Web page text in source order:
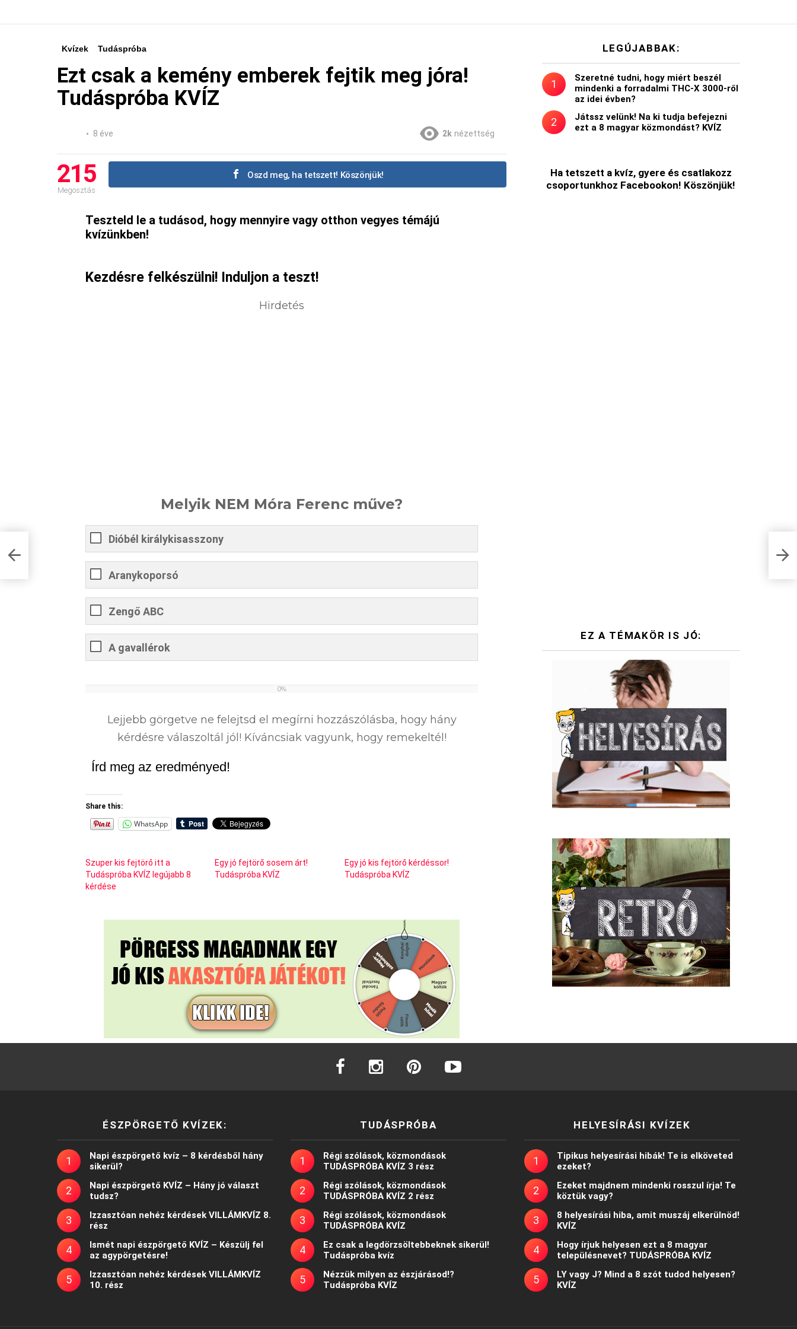
Kvízek Tudáspróba
Ezt csak a kemény emberek fejtik meg jóra!
Tudáspróba KVÍZ
8 éve 2k nézettség
215
Megosztás
Oszd meg, ha tetszett! Köszönjük!
Teszteld le a tudásod, hogy mennyire vagy otthon vegyes témájú
kvízünkben!
Kezdésre felkészülni! Induljon a teszt!
Hirdetés
Melyik NEM Móra Ferenc műve?
Dióbél királykisasszony
Aranykoporsó
Zengő ABC
A gavallérok
0%
Lejjebb görgetve ne felejtsd el megírni hozzászólásba, hogy hány
kérdésre válaszoltál jól! Kíváncsiak vagyunk, hogy remekeltél!
Írd meg az eredményed!
Share this:
WhatsApp
Szuper kis fejtörő itt a
Tudáspróba KVÍZ legújabb 8
kérdése
Egy jó fejtörő sosem árt!
Tudáspróba KVÍZ
Egy jó kis fejtörő kérdéssor!
Tudáspróba KVÍZ
LEGÚJABBAK:
Szeretné tudni, hogy miért beszél
mindenki a forradalmi THC-X 3000-ről
az idei évben?
Játssz velünk! Na ki tudja befejezni
ezt a 8 magyar közmondást? KVÍZ
Ha tetszett a kvíz, gyere és csatlakozz
csoportunkhoz Facebookon! Köszönjük!
EZ A TÉMAKÖR IS JÓ:
facebook instagram
ÉSZPÖRGETŐ KVÍZEK:
Napi észpörgető kvíz – 8 kérdésből hány
sikerül?
Napi észpörgető KVÍZ – Hány jó választ
tudsz?
Izzasztóan nehéz kérdések VILLÁMKVÍZ 8.
rész
Ismét napi észpörgető KVÍZ – Készülj fel
az agypörgetésre!
Izzasztóan nehéz kérdések VILLÁMKVÍZ
10. rész
TUDÁSPRÓBA
Régi szólások, közmondások
TUDÁSPRÓBA KVÍZ 3 rész
Régi szólások, közmondások
TUDÁSPRÓBA KVÍZ 2 rész
Régi szólások, közmondások
TUDÁSPRÓBA KVÍZ
Ez csak a legdörzsöltebbeknek sikerül!
Tudáspróba kvíz
Nézzük milyen az észjárásod!?
Tudáspróba KVÍZ
HELYESÍRÁSI KVÍZEK
Tipikus helyesírási hibák! Te is elköveted
ezeket?
Ezeket majdnem mindenki rosszul írja! Te
köztük vagy?
8 helyesírási hiba, amit muszáj elkerülnöd!
KVÍZ
Hogy írjuk helyesen ezt a 8 magyar
településnevet? TUDÁSPRÓBA KVÍZ
LY vagy J? Mind a 8 szót tudod helyesen?
KVÍZ